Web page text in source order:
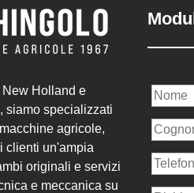
Holland e
siamo specializzati
agricole,
clienti un'ampia
originali e servizi
e meccanica su